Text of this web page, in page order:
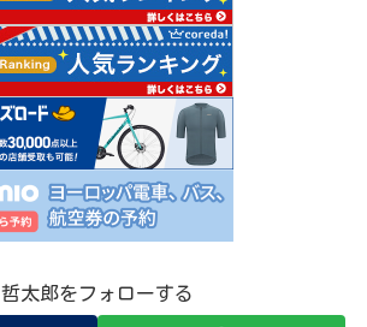
哲太郎をフォローする